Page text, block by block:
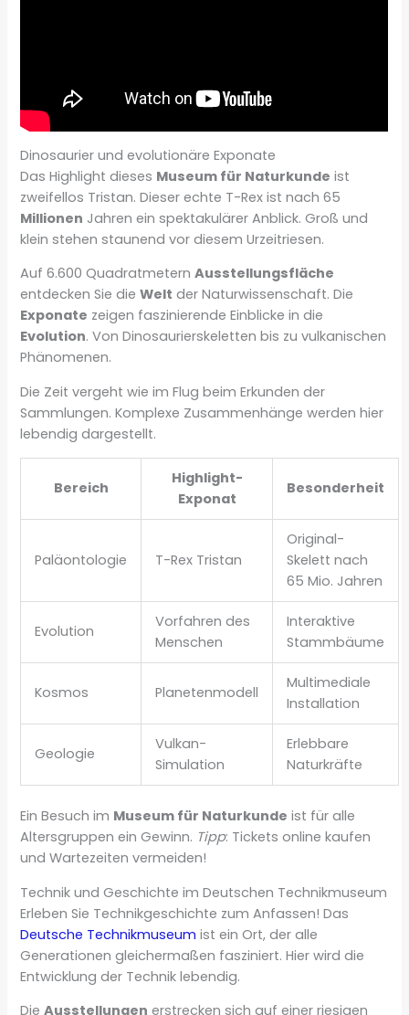
Dinosaurier und evolutionäre Exponate
Das Highlight dieses Museum für Naturkunde ist
zweifellos Tristan. Dieser echte T-Rex ist nach 65
Millionen Jahren ein spektakulärer Anblick. Groß und
klein stehen staunend vor diesem Urzeitriesen.
Auf 6.600 QuadratmeternAusstellungsfläche
entdecken Sie dieWelt der Naturwissenschaft. Die
Exponate zeigen faszinierende Einblicke in die
Evolution. Von Dinosaurierskeletten bis zu vulkanischen
Phänomenen.
Die Zeit vergeht wie im Flug beim Erkunden der
Sammlungen. Komplexe Zusammenhänge werden hier
lebendig dargestellt.
Bereich
Highlight-
Exponat
Besonderheit
Paläontologie T-Rex Tristan
Original-
Skelett nach
65 Mio. Jahren
Evolution
Vorfahren des
Menschen
Interaktive
Stammbäume
Kosmos Planetenmodell
Multimediale
Installation
Geologie
Vulkan-
Simulation
Erlebbare
Naturkräfte
Ein Besuch im Museum für Naturkunde ist für alle
Altersgruppen ein Gewinn. Tipp: Tickets online kaufen
und Wartezeiten vermeiden!
Technik und Geschichte im Deutschen Technikmuseum
Erleben Sie Technikgeschichte zum Anfassen! Das
Deutsche Technikmuseum ist ein Ort, der alle
Generationen gleichermaßen fasziniert. Hier wird die
Entwicklung der Technik lebendig.
DieAusstellungen erstrecken sich auf einer riesigen